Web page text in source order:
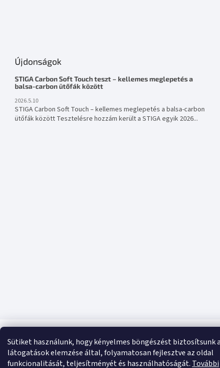
Sütiket használunk, hogy kényelmes böngészést biztosítsunk
látogatások elemzése által, folyamatosan fejlesztve az oldal
funkcionalitását, teljesítményét és használhatóságát. További
Újdonságok
STIGA Carbon Soft Touch teszt – kellemes meglepetés a
balsa-carbon ütőfák között
2026.5.10
STIGA Carbon Soft Touch – kellemes meglepetés a balsa-carbon
ütőfák között Tesztelésre hozzám került a STIGA egyik 2026...